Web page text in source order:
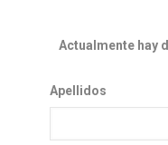
Actualmente hay
Apellidos